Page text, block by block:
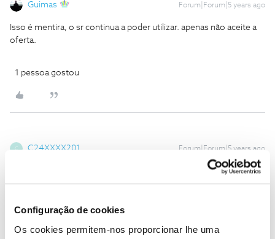
Configuração de cookies
Os cookies permitem-nos proporcionar lhe uma
Guimas Forum|Forum|5 years ago
Isso é mentira, o sr continua a poder utilizar. apenas não aceite a
oferta.
1 pessoa gostou
C C24XXXX201 Forum|Forum|5 years ago
Quem é responsavel pela formaçao dos papagaios e pelas
superado ganha-se força para seguir em frente. Respeito por